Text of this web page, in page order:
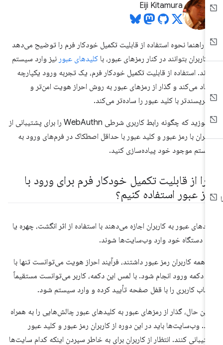
Eiji Kitamura
راهنما نحوه استفاده از قابلیت تکمیل خودکار فرم را توضیح می‌دهد
کاربران بتوانند در کنار رمزهای عبور، باکلیدهای عبورنیز وارد سیستم
استفاده از قابلیت تکمیل خودکار فرم، یک تجربه ورود یکپارچه
می‌کند و گذار از رمزهای عبور به روش احراز هویت امن‌تر و
با کلید عبور را ساده‌تر می‌کند.
بیاموزید که چگونه رابط کاربری شرطی WebAuthn را برای پشتیبانی از
با رمز عبور و کلید عبور با حداقل اصطکاک در فرم‌های ورود به
موجود خود پیاده‌سازی کنید.
از قابلیت تکمیل خودکار فرم برای ورود با
عبور استفاده کنیم؟
عبور به کاربران اجازه می‌دهند با استفاده از اثر انگشت، چهره یا
دستگاه خود وارد وب‌سایت‌ها شوند.
همه کاربران رمز عبور داشتند، فرآیند احراز هویت می‌توانست تنها با
دکمه ورود انجام شود. با لمس این دکمه، کاربر می‌توانست مستقیماً
کاربری را با قفل صفحه تأیید کرده و وارد سیستم شود.
این حال، گذار از رمزهای عبور به کلیدهای عبور چالش‌هایی را به همراه
وب‌سایت‌ها باید در این دوره از کاربران رمز عبور و کلید عبور
کنند. انتظار از کاربران برای به خاطر سپردن اینکه کدام سایت‌ها